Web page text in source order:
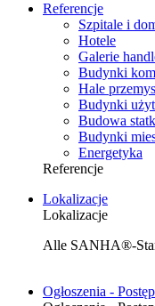
Referencje
Szpitale i
Hotele
Galerie
Budynki
Hale
Budynki
Budowa
Budynki
Energetyka
Referencje
Lokalizacje
Lokalizacje
Alle SANHA®-
Ogłoszenia -